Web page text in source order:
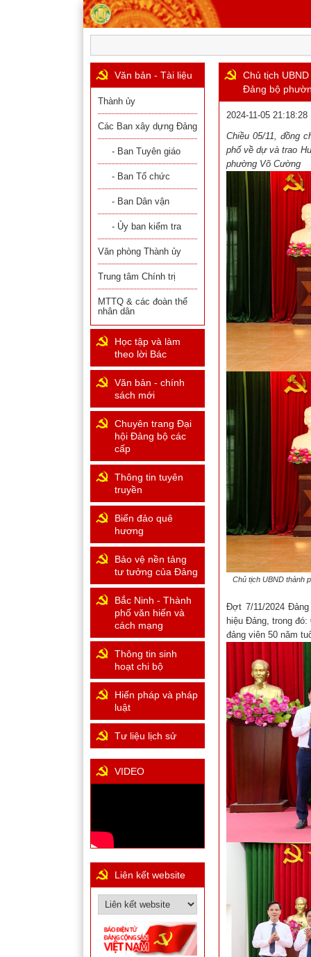
Chủ tịch
Đảng bộ
2024-11-05 21:18:28
Chiều 05/11, đồng
phố về dự và trao
phường Võ Cường
Chủ tịch UBND thành
Đợt 7/11/2024
hiệu Đảng, trong
đảng viên 50 năm
Văn bản - Tài liệu
Thành ủy
Các Ban xây dựng Đảng
- Ban Tuyên giáo
- Ban Tổ chức
- Ban Dân vận
- Ủy ban kiểm tra
Văn phòng Thành ủy
Trung tâm Chính trị
MTTQ & các đoàn thể
nhân dân
Học tập và làm
theo lời Bác
Văn bản - chính
sách mới
Chuyên trang Đại
hội Đảng bộ các
cấp
Thông tin tuyên
truyền
Biển đảo quê
hương
Bảo vệ nền tảng
tư tưởng của Đảng
Bắc Ninh - Thành
phố văn hiến và
cách mạng
Thông tin sinh
hoạt chi bộ
Hiến pháp và pháp
luật
Tư liệu lịch sử
VIDEO
Liên kết website